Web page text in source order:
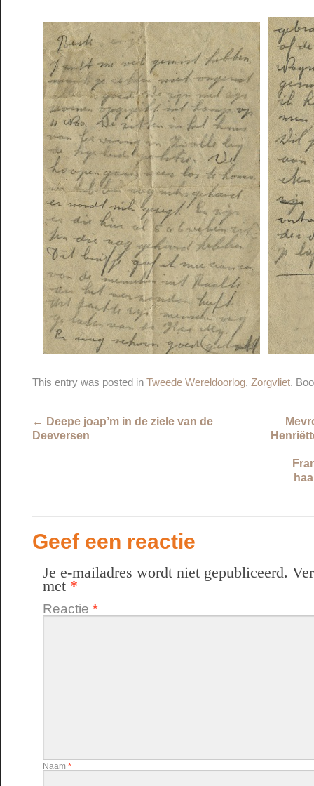
This entry was posted in Tweede Wereldoorlog, Zorgvliet.
← Deepe joap’m in de ziele van de
Deeversen
Geef een reactie
Je e-mailadres wordt niet gepubliceerd.
met *
Reactie *
Naam *